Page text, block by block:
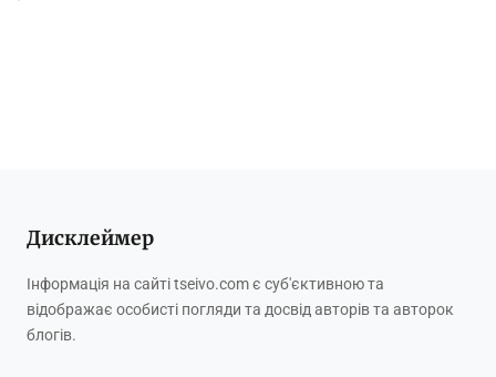
Дисклеймер
Інформація на сайті tseivo.com є суб'єктивною та
відображає особисті погляди та досвід авторів та авторок
блогів.